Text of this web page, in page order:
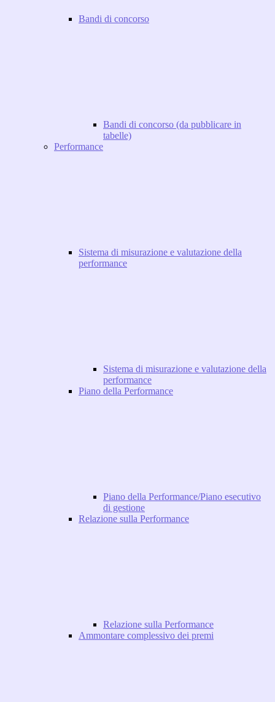
Bandi di concorso
Bandi di concorso (da pubblicare in
tabelle)
Performance
Sistema di misurazione e valutazione della
performance
Sistema di misurazione e valutazione della
performance
Piano della Performance
Piano della Performance/Piano esecutivo
di gestione
Relazione sulla Performance
Relazione sulla Performance
Ammontare complessivo dei premi